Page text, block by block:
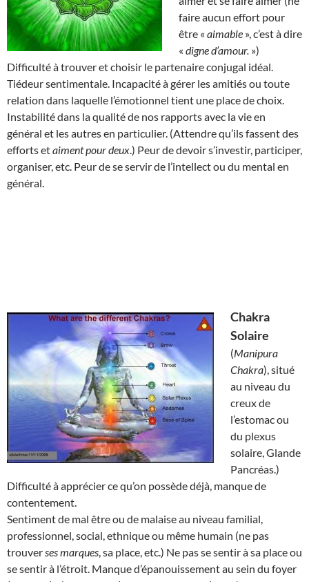
faire aucun effort pour
être « aimable », c’est à dire
« digne d’amour. »)
Difficulté à trouver et choisir le partenaire conjugal idéal.
Tiédeur sentimentale. Incapacité à gérer les amitiés ou toute
relation dans laquelle l’émotionnel tient une place de choix.
Instabilité dans la qualité de nos rapports avec la vie en
général et les autres en particulier. (Attendre qu’ils fassent des
efforts etaiment pour deux.) Peur de devoir s’investir, participer,
organiser, etc. Peur de se servir de l’intellect ou du mental en
général.
Chakra
Solaire
(Manipura
Chakra), situé
au niveau du
creux de
l’estomac ou
du plexus
solaire, Glande
Pancréas.)
Difficulté à apprécier ce qu’on possède déjà, manque de
contentement.
Sentiment de mal être ou de malaise au niveau familial,
professionnel, social, ethnique ou même humain (ne pas
trouverses marques, sa place, etc.) Ne pas se sentir à sa place ou
se sentir à l’étroit. Manque d’épanouissement au sein du foyer